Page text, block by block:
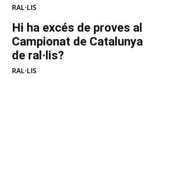
RAL·LIS
Hi ha excés de proves al
Campionat de Catalunya
de ral·lis?
RAL·LIS